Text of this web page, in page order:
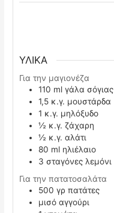
ΥΛΙΚΑ
Για την μαγιονέζα
110 ml γάλα σόγιας
1,5 κ.γ. μουστάρδα
1 κ.γ. μηλόξυδο
½ κ.γ.ζάχαρη
½ κ.γ.αλάτι
80 ml ηλιέλαιο
3 σταγόνες λεμόνι
Για την πατατοσαλάτα
500 γρ πατάτες
μισό αγγούρι